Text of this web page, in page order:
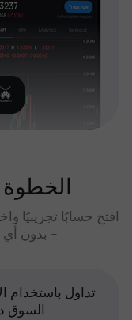
افتح حسابًا تجريبيًا
- بدون أي
تداول باستخدام
السوق